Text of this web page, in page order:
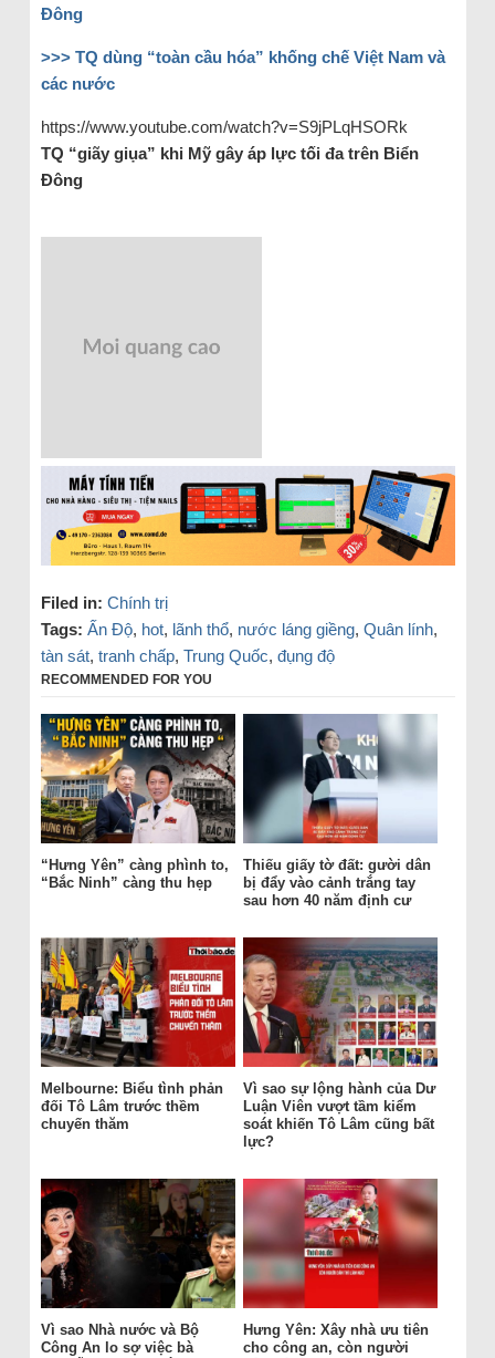
Đông
>>> TQ dùng “toàn cầu hóa” khống chế Việt Nam và
các nước
https://www.youtube.com/watch?v=S9jPLqHSORk
TQ “giãy giụa” khi Mỹ gây áp lực tối đa trên Biển
Đông
Filed in: Chính trị
Tags: Ấn Độ, hot, lãnh thổ, nước láng giềng, Quân lính,
tàn sát, tranh chấp, Trung Quốc, đụng độ
RECOMMENDED FOR YOU
“Hưng Yên” càng phình to,
“Bắc Ninh” càng thu hẹp
Thiếu giấy tờ đất: gười dân
bị đẩy vào cảnh trắng tay
sau hơn 40 năm định cư
Melbourne: Biểu tình phản
đối Tô Lâm trước thềm
chuyến thăm
Vì sao sự lộng hành của Dư
Luận Viên vượt tầm kiểm
soát khiến Tô Lâm cũng bất
lực?
Vì sao Nhà nước và Bộ
Công An lo sợ việc bà
Hưng Yên: Xây nhà ưu tiên
cho công an, còn người